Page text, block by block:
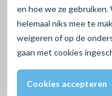
en hoe we ze
helemaal niks mee te
weigeren of op de
gaan met cookies
Cookies accepteren
©
Alle